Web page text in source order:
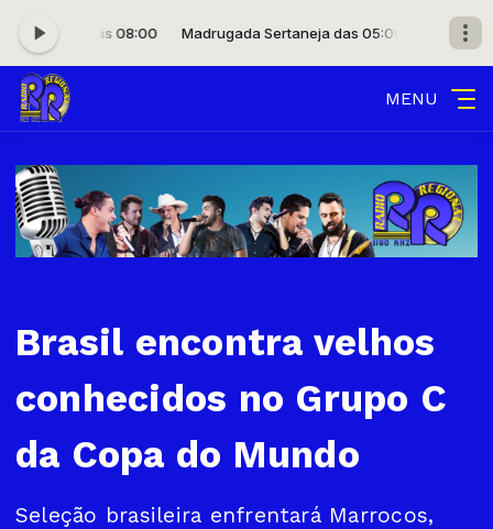
05:00 às 08:00 Madrugada Sertaneja das 05:00 às 08:00
MENU
Brasil encontra velhos
conhecidos no Grupo C
da Copa do Mundo
Seleção brasileira enfrentará Marrocos,